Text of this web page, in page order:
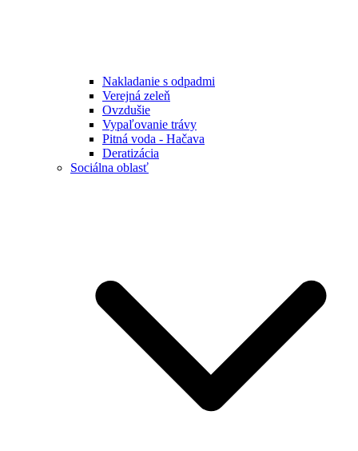
Nakladanie s odpadmi
Verejná zeleň
Ovzdušie
Vypaľovanie trávy
Pitná voda - Hačava
Deratizácia
Sociálna oblasť